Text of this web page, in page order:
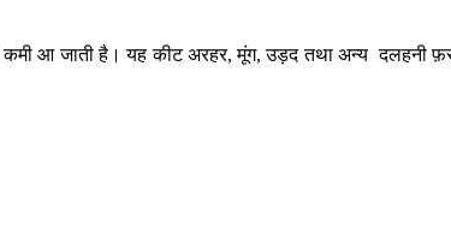
आ जाती है। यह कीट अरहर, मूंग, उड़द तथा अन्य दलहनी